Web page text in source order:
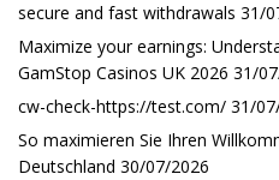
secure and fast withdrawals 31/
Maximize your earnings:
GamStop Casinos UK 2026 31/
cw-check-https://test.com/ 31/
So maximieren Sie Ihren
Deutschland 30/07/2026